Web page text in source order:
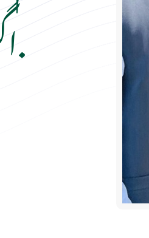
اگست 2024ء پر پیغام.